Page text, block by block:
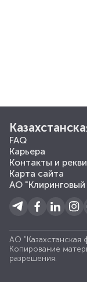
FAQ
Карьера
Контакты и
Карта сайта
АО "Клиринговый
АО
Копирование
разрешения.